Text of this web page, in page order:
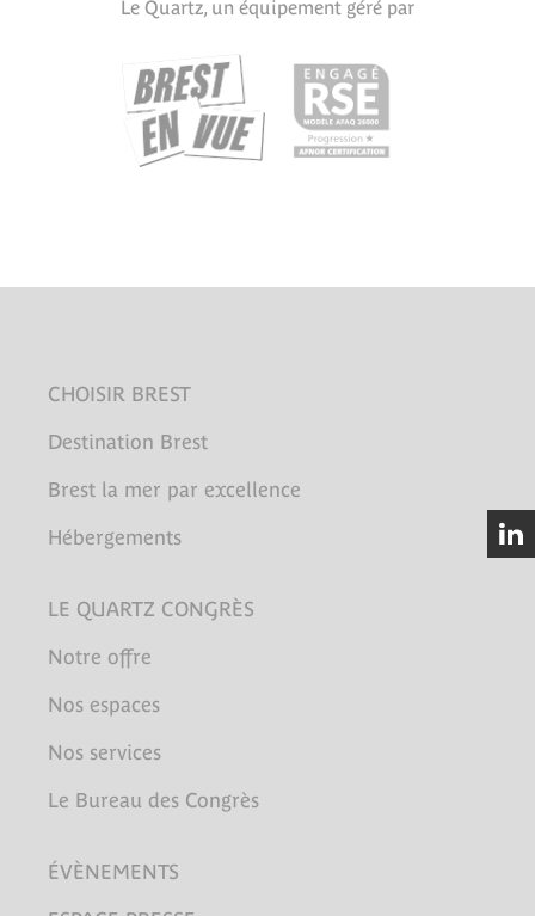
Le Quartz, un équipement géré par
CHOISIR BREST
Destination Brest
Brest la mer par excellence
Hébergements
LE QUARTZ CONGRÈS
Notre offre
Nos espaces
Nos services
Le Bureau des Congrès
ÉVÈNEMENTS